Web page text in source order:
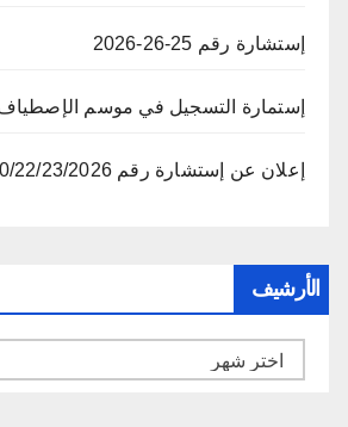
إستشارة رقم 25-26-2026
إستمارة التسجيل في موسم الإصطياف
إعلان عن إستشارة رقم 18/19/20/22/23/2026
الأرشيف
الأرشيف